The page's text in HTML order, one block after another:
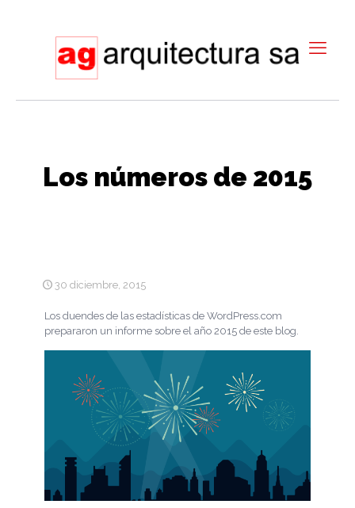
Los números de 2015
30 diciembre, 2015
Los duendes de las estadísticas de WordPress.com
prepararon un informe sobre el año 2015 de este blog.